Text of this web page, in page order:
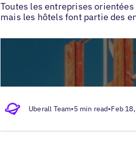
Toutes les entreprises
mais les hôtels font partie des
Uberall Team•5 min read•Feb